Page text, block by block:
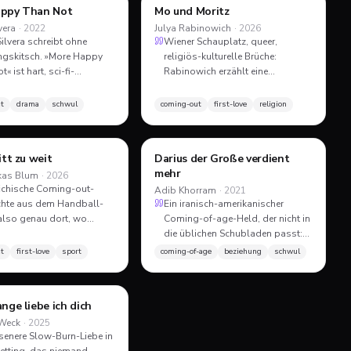
Than Not
· 2022
schreibt ohne
»More Happy
ist hart, sci-fi-
kosten kann, wenn
drama schwul
Mo und Moritz
Julya Rabinowich · 2026
Wiener Schauplatz, queer,
religiös-kulturelle Brüche:
Rabinowich erzählt eine
gegen das »Familien-werden-
coming-out first-love religion
zu weit
Blum · 2026
Coming-out-
aus dem Handball-
genau dort, wo
dialognah und
first-love sport
ROMAN
Darius der Große verdient
mehr
Adib Khorram · 2021
Ein iranisch-amerikanischer
Coming-of-age-Held, der nicht in
die üblichen Schubladen passt:
queer, depressiv, Tee-Nerd,
coming-of-age beziehung schwul
ROMAN
liebe ich dich
· 2025
Slow-Burn-Liebe in